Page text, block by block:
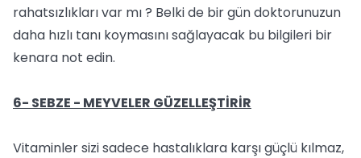
rahatsızlıkları var mı ? Belki de bir gün doktorunuzun
daha hızlı tanı koymasını sağlayacak bu bilgileri bir
kenara not edin.
6- SEBZE - MEYVELER GÜZELLEŞTİRİR
Vitaminler sizi sadece hastalıklara karşı güçlü kılmaz,